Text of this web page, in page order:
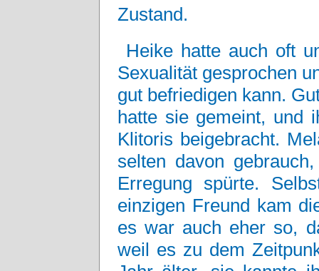
Zustand.
Heike hatte auch oft
Sexualität gesprochen
gut befriedigen kann.
hatte sie gemeint, und
Klitoris beigebracht.
selten davon
Erregung spürte.
einzigen Freund kam
es war auch eher so,
weil es zu dem